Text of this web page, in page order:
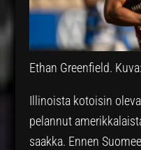
Ethan Greenfield.
Illinoista kotoisin
pelannut
saakka. Ennen